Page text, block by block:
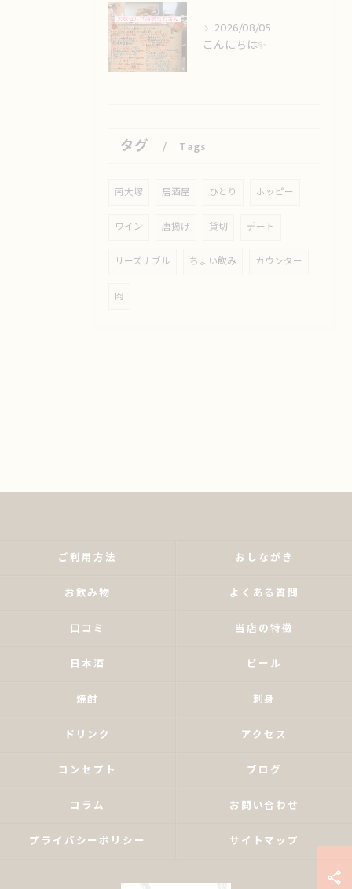
2026/08/05
こんにちは✨️
タグ Tags
南大塚 居酒屋 ひとり ホッピー
ワイン 唐揚げ 貸切 デート
リーズナブル ちょい飲み カウンター
肉
ご利用方法 おしながき
お飲み物 よくある質問
口コミ 当店の特徴
日本酒 ビール
焼酎 刺身
ドリンク アクセス
コンセプト ブログ
コラム お問い合わせ
プライバシーポリシー サイトマップ